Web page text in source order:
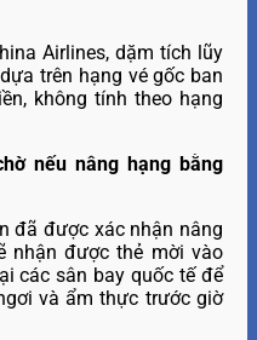
Airlines, dặm tích lũy
trên hạng vé gốc ban
không tính theo hạng
nếu nâng hạng bằng
đã được xác nhận nâng
nhận được thẻ mời vào
các sân bay quốc tế để
và ẩm thực trước giờ